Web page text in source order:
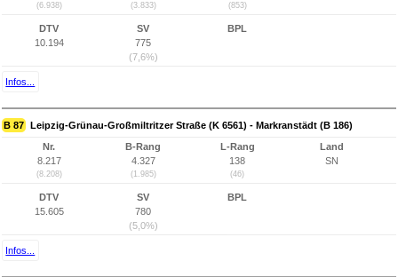
(6.938) (3.833) (853)
DTV
10.194
SV
775
(7,6%)
BPL
Infos...
B 87 Leipzig-Grünau-Großmiltritzer Straße (K 6561) - Markranstädt (B 186)
Nr.
8.217
(8.208)
B-Rang
4.327
(1.985)
L-Rang
138
(46)
Land
SN
DTV
15.605
SV
780
(5,0%)
BPL
Infos...